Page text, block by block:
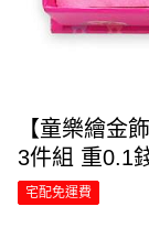
【童樂繪金
3件組 重0.1
宅配免運費